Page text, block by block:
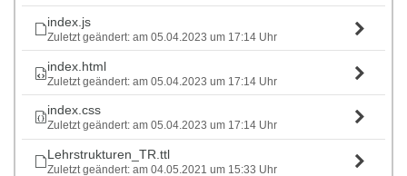
index.js
Zuletzt geändert: am 05.04.2023 um 17:14 Uhr
index.html
Zuletzt geändert: am 05.04.2023 um 17:14 Uhr
index.css
Zuletzt geändert: am 05.04.2023 um 17:14 Uhr
Lehrstrukturen_TR.ttl
Zuletzt geändert: am 04.05.2021 um 15:33 Uhr